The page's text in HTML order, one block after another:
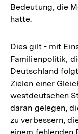
Bedeutung, die
hatte.
Dies gilt - mit
Familienpolitik,
Deutschland
Zielen einer
westdeutschen
daran gelegen,
zu verbessern,